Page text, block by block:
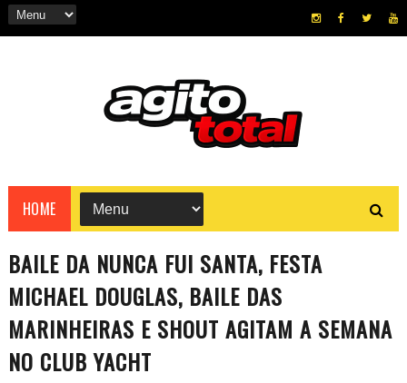
HOME
BAILE DA NUNCA FUI SANTA, FESTA
MICHAEL DOUGLAS, BAILE DAS
MARINHEIRAS E SHOUT AGITAM A SEMANA
NO CLUB YACHT